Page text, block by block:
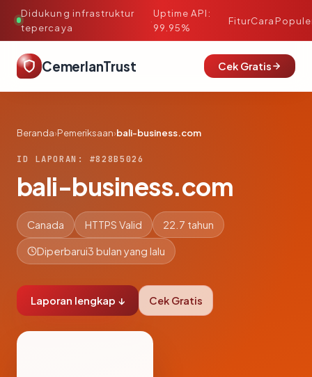
Didukung infrastruktur
tepercaya
·
Uptime API:
99.95%
FiturCara
CemerlanTrust Cek Gratis
Beranda›Pemeriksaan›bali-business.com
ID LAPORAN: #828B5026
bali-business.com
Canada HTTPS Valid 22.7 tahun
Diperbarui3 bulan yang lalu
Laporan lengkap ↓ Cek Gratis